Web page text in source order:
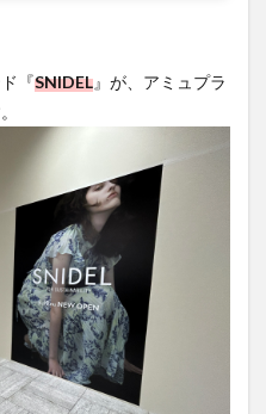
『SNIDEL』が、アミュプラ
リシマ
リニューアル
レンタサイクル
料理 九重町
佐賀関
体験レポ
冬 初詣
国府 古墳
古物
食 和菓子